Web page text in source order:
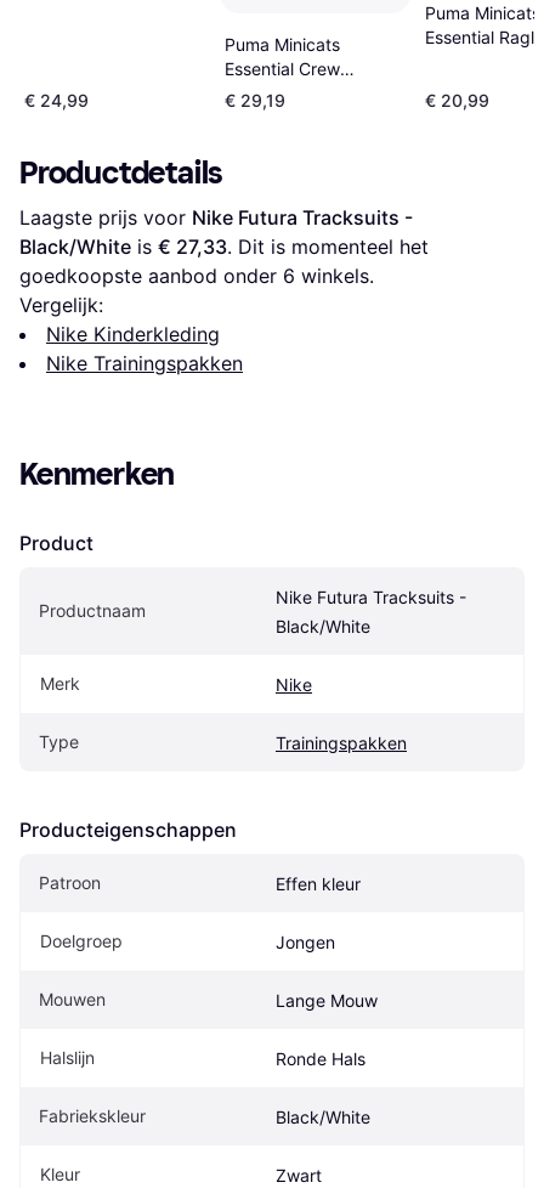
€ 24,99
Puma Minicats
Essential Crew
Joggingpak - Zwart
€ 29,19
Puma Minicats
Essential
€ 20,99
Productdetails
Laagste prijs voor Nike Futura Tracksuits -
Black/White is € 27,33. Dit is momenteel het
goedkoopste aanbod onder 6 winkels.
Vergelijk:
Nike Kinderkleding
Nike Trainingspakken
Kenmerken
Product
Productnaam
Nike Futura Tracksuits -
Black/White
Merk Nike
Type Trainingspakken
Producteigenschappen
Patroon Effen kleur
Doelgroep Jongen
Mouwen Lange Mouw
Halslijn Ronde Hals
Fabriekskleur Black/White
Kleur Zwart